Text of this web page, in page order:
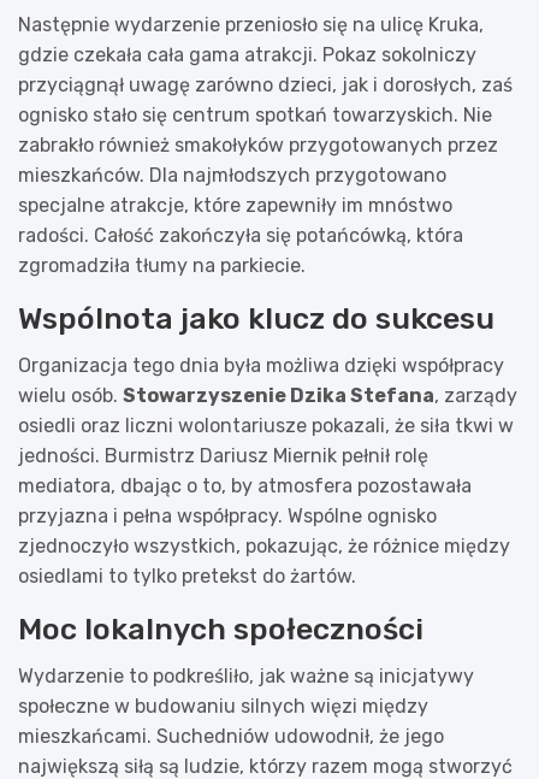
Następnie wydarzenie przeniosło się na ulicę Kruka,
gdzie czekała cała gama atrakcji. Pokaz sokolniczy
przyciągnął uwagę zarówno dzieci, jak i dorosłych, zaś
ognisko stało się centrum spotkań towarzyskich. Nie
zabrakło również smakołyków przygotowanych przez
mieszkańców. Dla najmłodszych przygotowano
specjalne atrakcje, które zapewniły im mnóstwo
radości. Całość zakończyła się potańcówką, która
zgromadziła tłumy na parkiecie.
Wspólnota jako klucz do sukcesu
Organizacja tego dnia była możliwa dzięki współpracy
wielu osób. Stowarzyszenie Dzika Stefana, zarządy
osiedli oraz liczni wolontariusze pokazali, że siła tkwi w
jedności. Burmistrz Dariusz Miernik pełnił rolę
mediatora, dbając o to, by atmosfera pozostawała
przyjazna i pełna współpracy. Wspólne ognisko
zjednoczyło wszystkich, pokazując, że różnice między
osiedlami to tylko pretekst do żartów.
Moc lokalnych społeczności
Wydarzenie to podkreśliło, jak ważne są inicjatywy
społeczne w budowaniu silnych więzi między
mieszkańcami. Suchedniów udowodnił, że jego
największą siłą są ludzie, którzy razem mogą stworzyć